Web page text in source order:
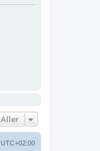
Aller
UTC+02:00